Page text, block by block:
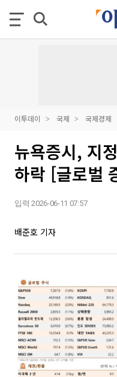
이투데이 국제 국제경제
뉴욕증시, 지
하락 [글로벌
입력 2026-06-11 07:57
배준호 기자